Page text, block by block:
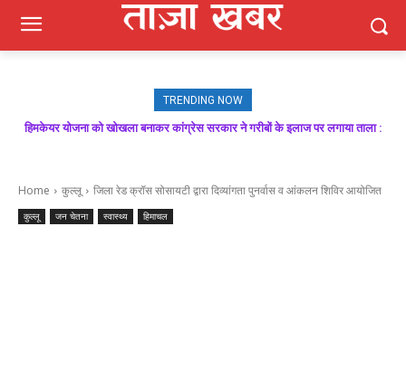
TRENDING NOW
हिमकेयर योजना को खोखला बनाकर कांग्रेस सरकार ने गरीबों के इलाज पर लगाया ताला :
मजबूत बूथ ही भाजपा की जीत की गारंटी, आगामी विधानसभा चुनाव में बूथ प्रबंधन निभाएगा
Home कुल्लू जिला रेड क्रॉस सोसायटी द्वारा दिव्यांगता पुनर्वास व आंकलन शिविर आयोजित
कुल्लू जन चेतना स्वास्थ्य हिमाचल